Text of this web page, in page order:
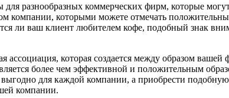
разнообразных коммерческих фирм, которые
компании, которыми можете отмечать
ли ваш клиент любителем кофе, подобный знак
ассоциация, которая создается между образом
более чем эффективной и положительным
выгодно для каждой компании, а приобрести
компании.